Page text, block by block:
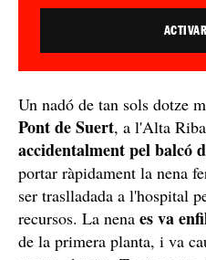
Un nadó de tan sols dotze
Pont de Suert, a l'Alta
accidentalment pel balcó
portar ràpidament la nena
ser traslladada a l'hospital
recursos. La nena es va
de la primera planta, i va